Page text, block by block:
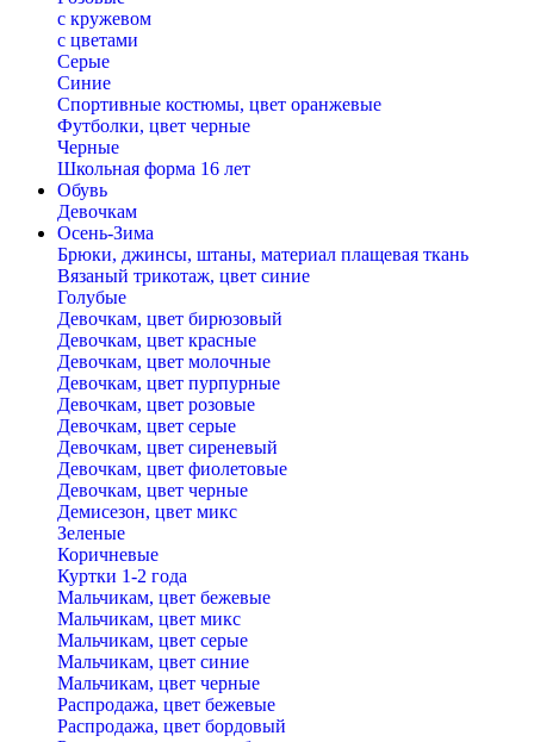
с кружевом
с цветами
Серые
Синие
Спортивные костюмы, цвет оранжевые
Футболки, цвет черные
Черные
Школьная форма 16 лет
Обувь
Девочкам
Осень-Зима
Брюки, джинсы, штаны, материал плащевая ткань
Вязаный трикотаж, цвет синие
Голубые
Девочкам, цвет бирюзовый
Девочкам, цвет красные
Девочкам, цвет молочные
Девочкам, цвет пурпурные
Девочкам, цвет розовые
Девочкам, цвет серые
Девочкам, цвет сиреневый
Девочкам, цвет фиолетовые
Девочкам, цвет черные
Демисезон, цвет микс
Зеленые
Коричневые
Куртки 1-2 года
Мальчикам, цвет бежевые
Мальчикам, цвет микс
Мальчикам, цвет серые
Мальчикам, цвет синие
Мальчикам, цвет черные
Распродажа, цвет бежевые
Распродажа, цвет бордовый